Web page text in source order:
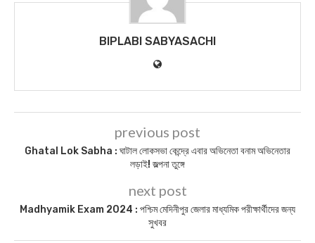
BIPLABI SABYASACHI
previous post
Ghatal Lok Sabha : ঘাটাল লোকসভা কেন্দ্রে এবার অভিনেতা বনাম অভিনেতার
লড়াই! জল্পনা তুঙ্গে
next post
Madhyamik Exam 2024 : পশ্চিম মেদিনীপুর জেলার মাধ্যমিক পরীক্ষার্থীদের জন্য
সুখবর